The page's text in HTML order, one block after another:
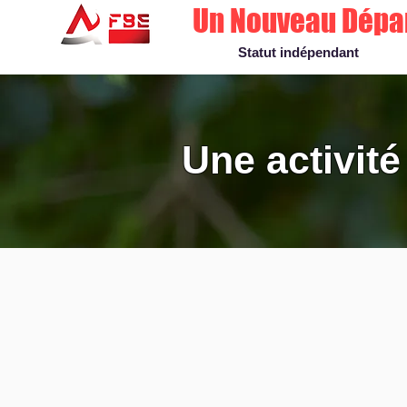
Un Nouveau
Statut indépendant
Une